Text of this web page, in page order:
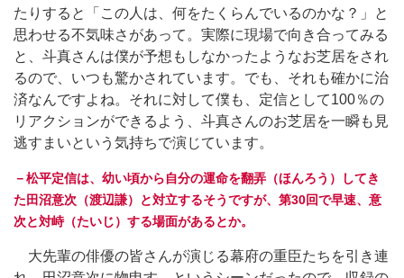
たりすると「この人は、何をたくらんでいるのかな？」と
思わせる不気味さがあって。実際に現場で向き合ってみる
と、斗真さんは僕が予想もしなかったようなお芝居をされ
るので、いつも驚かされています。でも、それも確かに治
済なんですよね。それに対して僕も、定信として100％の
リアクションができるよう、斗真さんのお芝居を一瞬も見
逃すまいという気持ちで演じています。
－松平定信は、幼い頃から自分の運命を翻弄（ほんろう）してき
た田沼意次（渡辺謙）と対立するそうですが、第30回で早速、意
次と対峙（たいじ）する場面があるとか。
大先輩の俳優の皆さんが演じる幕府の重臣たちを引き連